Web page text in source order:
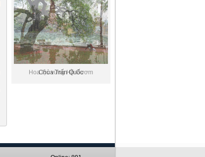
(20/05/2014)
LS-VINA Cable & System ủng
hộ đồng bào Miền Trung.
(20/05/2014)
Phương Tây chính thức loại
Nga khỏi G8(25/03/2014)
Việt Nam và Lào nên kết nối
lưới điện quốc gia
Đóng điện đường dây 220kV
Hải: EVN chú trọng khen
Chùa Trấn Quốc
Hoa lộc vừng Hồ Gươm